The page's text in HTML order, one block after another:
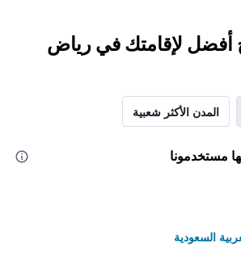
أفضل لإقامتك في رياض
المدن الأكثر شعبية
مستخدمونا
السعودية